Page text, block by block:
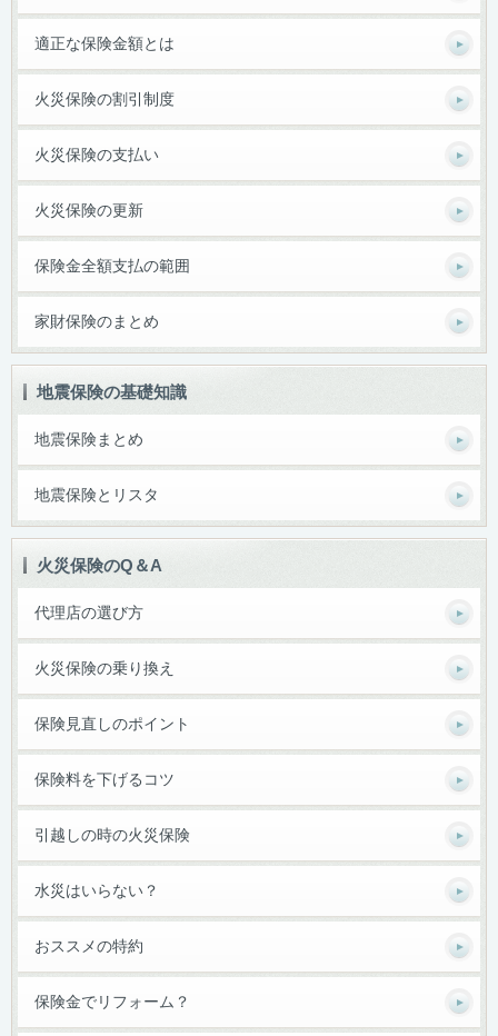
適正な保険金額とは
火災保険の割引制度
火災保険の支払い
火災保険の更新
保険金全額支払の範囲
家財保険のまとめ
地震保険の基礎知識
地震保険まとめ
地震保険とリスタ
火災保険のQ＆A
代理店の選び方
火災保険の乗り換え
保険見直しのポイント
保険料を下げるコツ
引越しの時の火災保険
水災はいらない？
おススメの特約
保険金でリフォーム？